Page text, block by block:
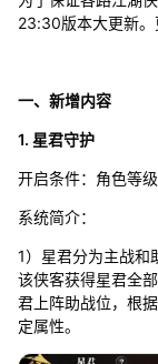
23:30版本大更新。
一、新增内容
1. 星君守护
开启条件：角色等
系统简介：
1）星君分为主战和
该侠客获得星君全
君上阵助战位，根
定属性。